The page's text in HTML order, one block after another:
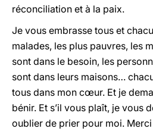
réconciliation et à la paix.
Je vous embrasse tous et
malades, les plus pauvres, les
sont dans le besoin, les
sont dans leurs maisons…
tous dans mon cœur. Et je
bénir. Et s’il vous plaît, je vous
oublier de prier pour moi.